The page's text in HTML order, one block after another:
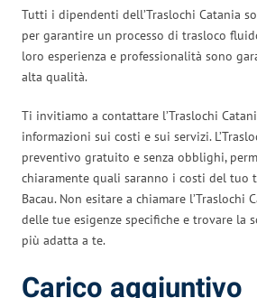
Tutti i dipendenti dell’Traslochi Catania
per garantire un processo di trasloco
loro esperienza e professionalità sono
alta qualità.
Ti invitiamo a contattare l’Traslochi
informazioni sui costi e sui servizi.
preventivo gratuito e senza obblighi,
chiaramente quali saranno i costi del tuo
Bacau. Non esitare a chiamare l’Traslochi
delle tue esigenze specifiche e trovare la
più adatta a te.
Carico aggiuntivo